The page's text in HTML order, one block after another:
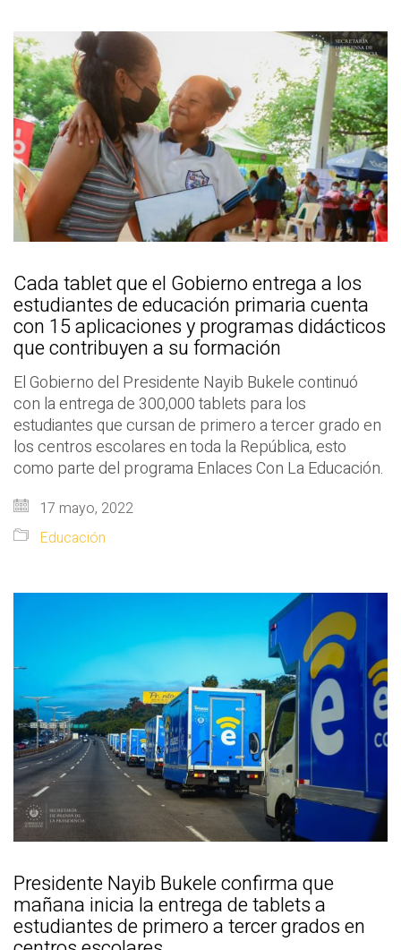
Cada tablet que el Gobierno entrega a los
estudiantes de educación primaria cuenta
con 15 aplicaciones y programas didácticos
que contribuyen a su formación
El Gobierno del Presidente Nayib Bukele continuó
con la entrega de 300,000 tablets para los
estudiantes que cursan de primero a tercer grado en
los centros escolares en toda la República, esto
como parte del programa Enlaces Con La Educación.
17 mayo, 2022
Educación
Presidente Nayib Bukele confirma que
mañana inicia la entrega de tablets a
estudiantes de primero a tercer grados en